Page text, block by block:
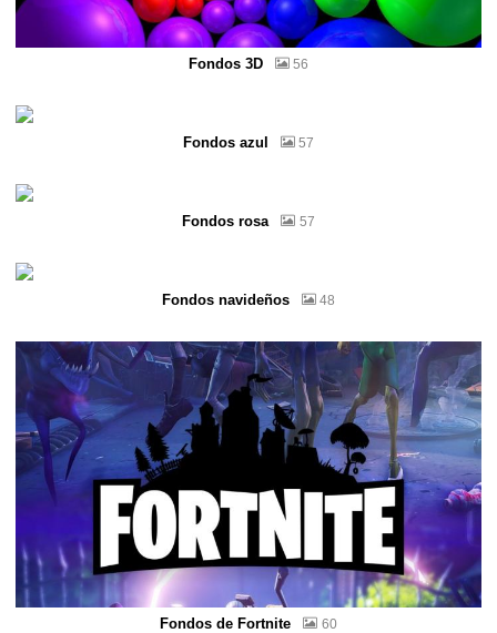
Fondos 3D 56
Fondos azul 57
Fondos rosa 57
Fondos navideños 48
Fondos de Fortnite 60